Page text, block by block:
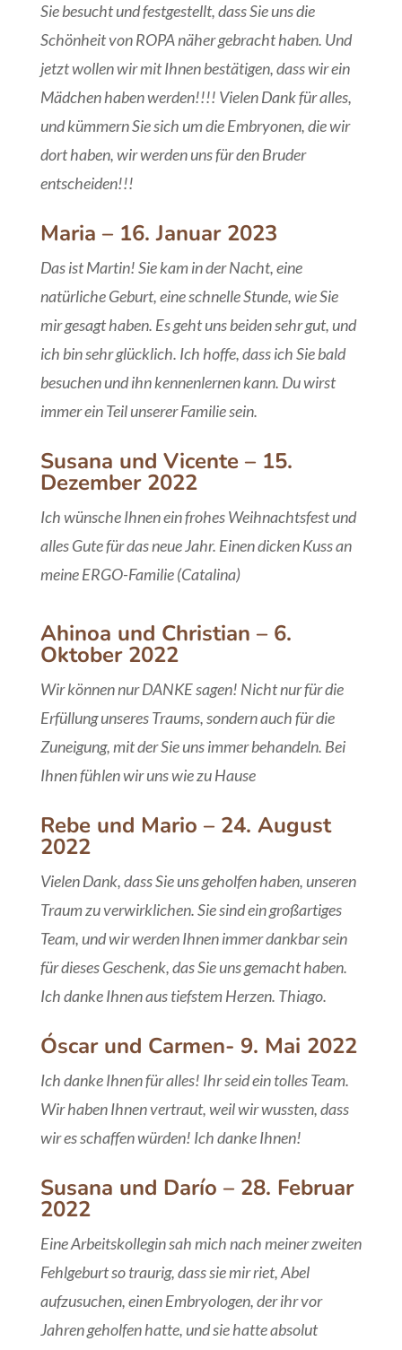
Sie besucht und festgestellt, dass Sie uns die
Schönheit von ROPA näher gebracht haben. Und
jetzt wollen wir mit Ihnen bestätigen, dass wir ein
Mädchen haben werden!!!! Vielen Dank für alles,
und kümmern Sie sich um die Embryonen, die wir
dort haben, wir werden uns für den Bruder
entscheiden!!!
Maria – 16. Januar 2023
Das ist Martin! Sie kam in der Nacht, eine
natürliche Geburt, eine schnelle Stunde, wie Sie
mir gesagt haben. Es geht uns beiden sehr gut, und
ich bin sehr glücklich. Ich hoffe, dass ich Sie bald
besuchen und ihn kennenlernen kann. Du wirst
immer ein Teil unserer Familie sein.
Susana und Vicente – 15.
Dezember 2022
Ich wünsche Ihnen ein frohes Weihnachtsfest und
alles Gute für das neue Jahr. Einen dicken Kuss an
meine ERGO-Familie (Catalina)
Ahinoa und Christian – 6.
Oktober 2022
Wir können nur DANKE sagen! Nicht nur für die
Erfüllung unseres Traums, sondern auch für die
Zuneigung, mit der Sie uns immer behandeln. Bei
Ihnen fühlen wir uns wie zu Hause
Rebe und Mario – 24. August
2022
Vielen Dank, dass Sie uns geholfen haben, unseren
Traum zu verwirklichen. Sie sind ein großartiges
Team, und wir werden Ihnen immer dankbar sein
für dieses Geschenk, das Sie uns gemacht haben.
Ich danke Ihnen aus tiefstem Herzen. Thiago.
Óscar und Carmen- 9. Mai 2022
Ich danke Ihnen für alles! Ihr seid ein tolles Team.
Wir haben Ihnen vertraut, weil wir wussten, dass
wir es schaffen würden! Ich danke Ihnen!
Susana und Darío – 28. Februar
2022
Eine Arbeitskollegin sah mich nach meiner zweiten
Fehlgeburt so traurig, dass sie mir riet, Abel
aufzusuchen, einen Embryologen, der ihr vor
Jahren geholfen hatte, und sie hatte absolut